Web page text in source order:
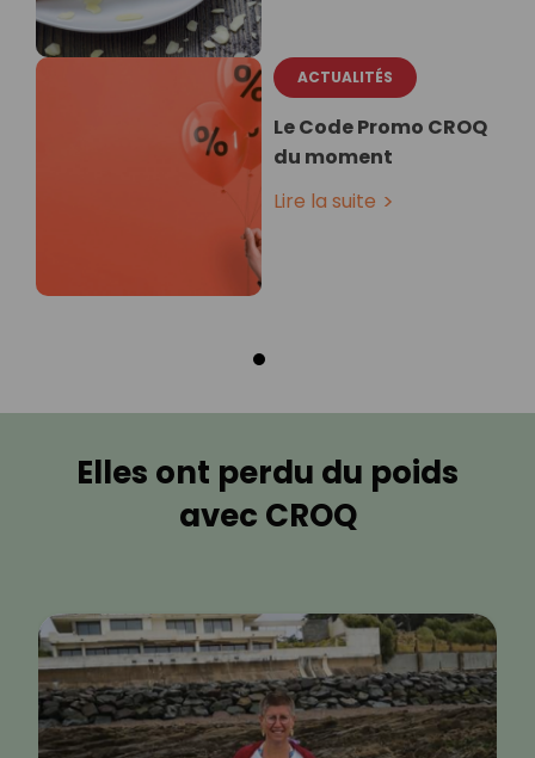
ACTUALITÉS
Le Code Promo CROQ
du moment
Lire la suite
Elles ont perdu du poids
avec CROQ